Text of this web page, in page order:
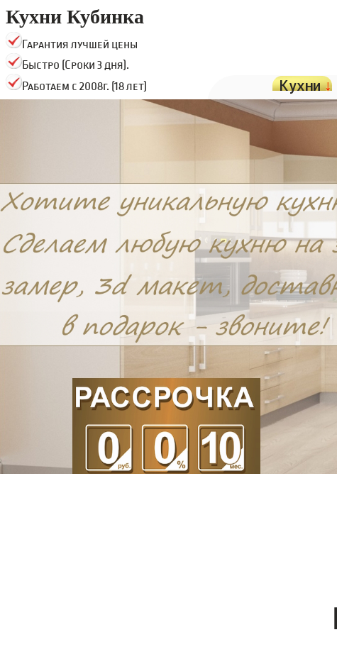
Кухни Кубинка
Гарантия лучшей цены
Быстро (Сроки 3 дня).
Работаем с 2008г. (18 лет)
Кухни↓